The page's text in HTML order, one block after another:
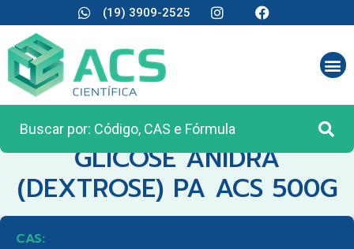
(19) 3909-2525
CATEGORIA:REAGENTES ANALÍTICOS
GLICOSE ANIDRA
(DEXTROSE) PA ACS 500G
CAS: